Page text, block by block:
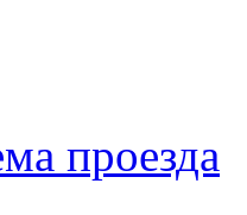
проезда